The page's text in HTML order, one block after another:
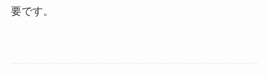
要です。